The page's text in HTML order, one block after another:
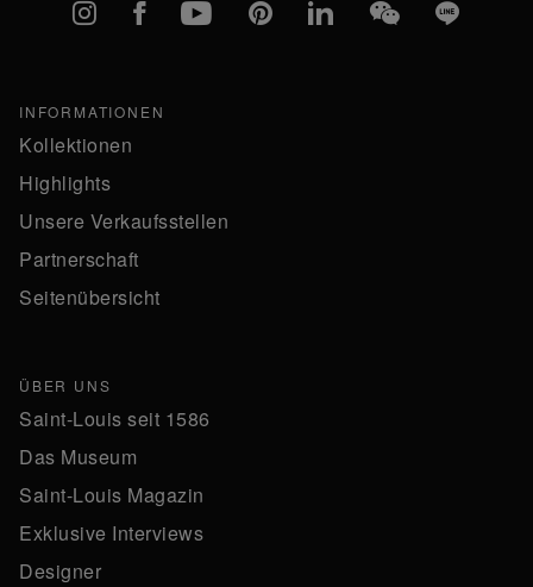
Instagram
FacebookYouTubePinterestlinkedInWeChatLine
INFORMATIONEN
Kollektionen
Highlights
Unsere Verkaufsstellen
Partnerschaft
Seitenübersicht
ÜBER UNS
Saint-Louis seit 1586
Das Museum
Saint-Louis Magazin
Exklusive Interviews
Designer